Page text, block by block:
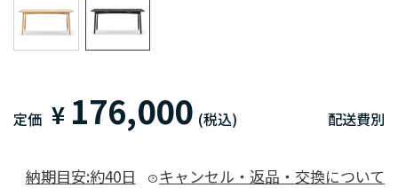
定価 ¥ 176,000 (税込) 配送費別
納期目安:約40日 キャンセル・返品・交換について